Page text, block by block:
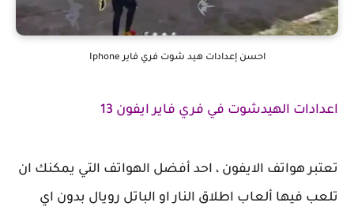
احسن إعدادات هيد شوت فري فاير Iphone
اعدادات الهيدشوت في فري فاير ايفون 13
تعتبر هواتف الايفون ، احد أفضل الهواتف التي يمكنك ان
تلعب فيها ألعاب اطلاق النار او الباتل رويال بدون اي